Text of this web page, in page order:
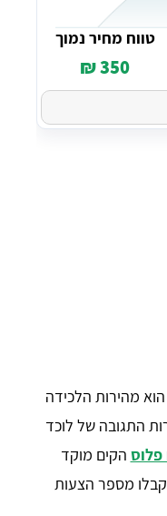
טווח מחיר נמוך
350 ₪
מהירות הלכידה
התגובה של לוכד
פלוס הקים מוקד
מספר הצעות